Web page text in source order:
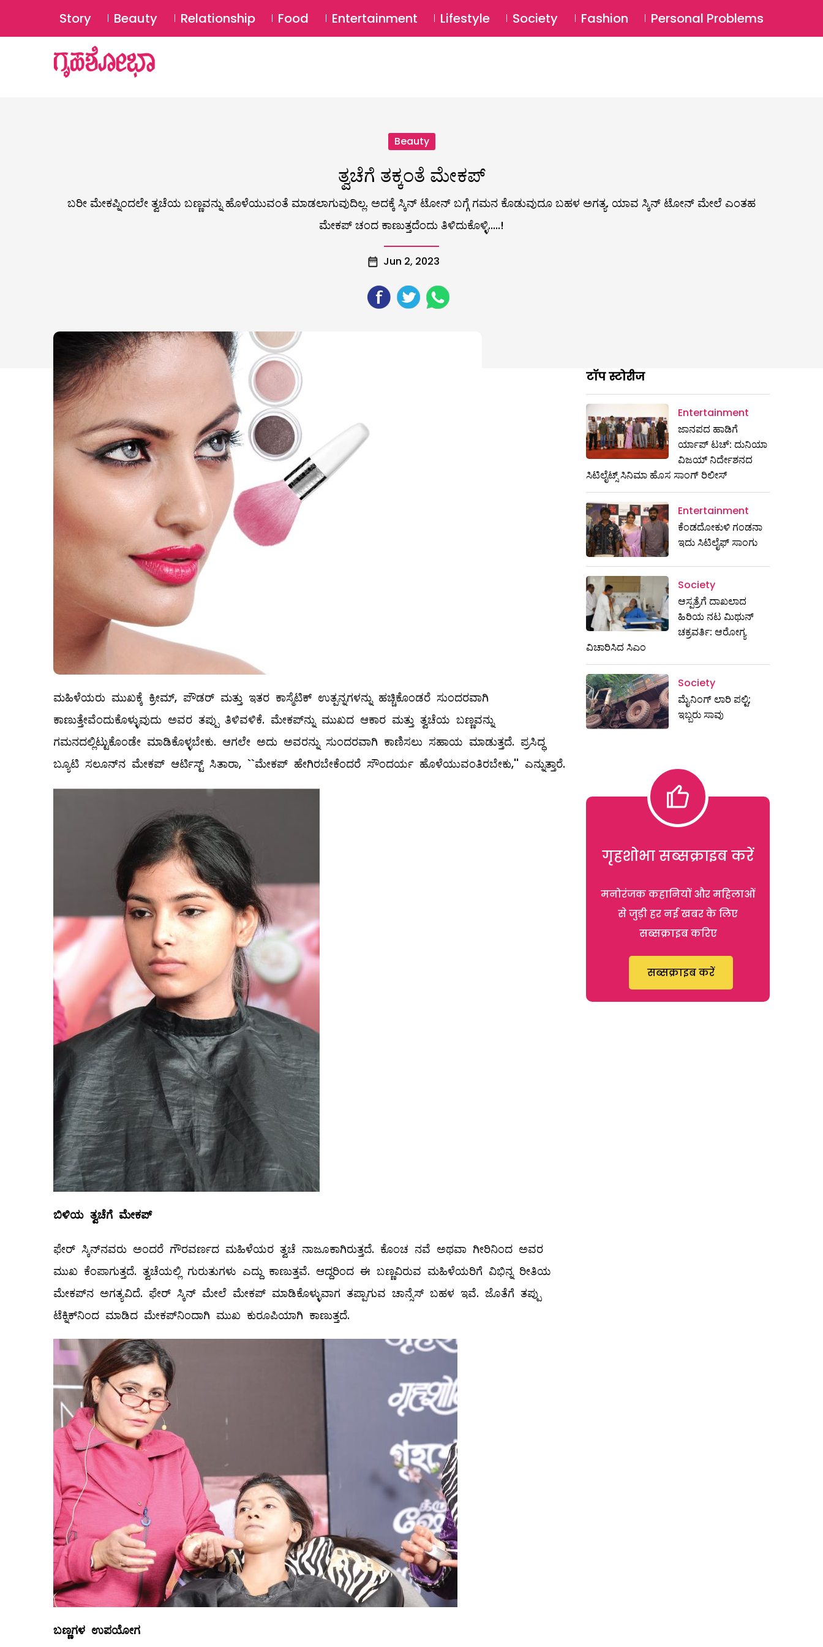
SUBSCRIBE Login ⚲
Story Beauty Relationship Food Entertainment Lifestyle Society Fashion Personal Problems
Beauty
ತ್ವಚೆಗೆ ತಕ್ಕಂತೆ ಮೇಕಪ್
ಬರೀ ಮೇಕಪ್ನಿಂದಲೇ ತ್ವಚೆಯ ಬಣ್ಣವನ್ನು ಹೊಳೆಯುವಂತೆ ಮಾಡಲಾಗುವುದಿಲ್ಲ. ಅದಕ್ಕೆ ಸ್ಕಿನ್ ಟೋನ್ ಬಗ್ಗೆ ಗಮನ ಕೊಡುವುದೂ ಬಹಳ ಅಗತ್ಯ. ಯಾವ ಸ್ಕಿನ್ ಟೋನ್ ಮೇಲೆ ಎಂತಹ
ಮೇಕಪ್ ಚಂದ ಕಾಣುತ್ತದೆಂದು ತಿಳಿದುಕೊಳ್ಳಿ.....!
Jun 2, 2023
ಮಹಿಳೆಯರು ಮುಖಕ್ಕೆ ಕ್ರೀಮ್, ಪೌಡರ್‌ ಮತ್ತು ಇತರ ಕಾಸ್ಮೆಟಿಕ್‌ ಉತ್ಪನ್ನಗಳನ್ನು ಹಚ್ಚಿಕೊಂಡರೆ ಸುಂದರವಾಗಿ
ಕಾಣುತ್ತೇವೆಂದುಕೊಳ್ಳುವುದು ಅವರ ತಪ್ಪು ತಿಳಿವಳಿಕೆ. ಮೇಕಪ್‌ನ್ನು ಮುಖದ ಆಕಾರ ಮತ್ತು ತ್ವಚೆಯ ಬಣ್ಣವನ್ನು
ಗಮನದಲ್ಲಿಟ್ಟುಕೊಂಡೇ ಮಾಡಿಕೊಳ್ಳಬೇಕು. ಆಗಲೇ ಅದು ಅವರನ್ನು ಸುಂದರವಾಗಿ ಕಾಣಿಸಲು ಸಹಾಯ ಮಾಡುತ್ತದೆ. ಪ್ರಸಿದ್ಧ
ಬ್ಯೂಟಿ ಸಲೂನ್‌ನ ಮೇಕಪ್‌ ಆರ್ಟಿಸ್ಟ್ ಸಿತಾರಾ, ``ಮೇಕಪ್‌ ಹೇಗಿರಬೇಕೆಂದರೆ ಸೌಂದರ್ಯ ಹೊಳೆಯುವಂತಿರಬೇಕು,'' ಎನ್ನುತ್ತಾರೆ.
ಬಿಳಿಯ ತ್ವಚೆಗೆ ಮೇಕಪ್
ಫೇರ್‌ ಸ್ಕಿನ್‌ನವರು ಅಂದರೆ ಗೌರವರ್ಣದ ಮಹಿಳೆಯರ ತ್ವಚೆ ನಾಜೂಕಾಗಿರುತ್ತದೆ. ಕೊಂಚ ನವೆ ಅಥವಾ ಗೀರಿನಿಂದ ಅವರ
ಮುಖ ಕೆಂಪಾಗುತ್ತದೆ. ತ್ವಚೆಯಲ್ಲಿ ಗುರುತುಗಳು ಎದ್ದು ಕಾಣುತ್ತವೆ. ಆದ್ದರಿಂದ ಈ ಬಣ್ಣವಿರುವ ಮಹಿಳೆಯರಿಗೆ ವಿಭಿನ್ನ ರೀತಿಯ
ಮೇಕಪ್‌ನ ಅಗತ್ಯವಿದೆ. ಫೇರ್‌ ಸ್ಕಿನ್‌ ಮೇಲೆ ಮೇಕಪ್‌ ಮಾಡಿಕೊಳ್ಳುವಾಗ ತಪ್ಪಾಗುವ ಚಾನ್ಸೆಸ್‌ ಬಹಳ ಇವೆ. ಜೊತೆಗೆ ತಪ್ಪು
ಟೆಕ್ನಿಕ್‌ನಿಂದ ಮಾಡಿದ ಮೇಕಪ್‌ನಿಂದಾಗಿ ಮುಖ ಕುರೂಪಿಯಾಗಿ ಕಾಣುತ್ತದೆ.
ಬಣ್ಣಗಳ ಉಪಯೋಗ
टॉप स्टोरीज
Entertainment
ಜಾನಪದ ಹಾಡಿಗೆ
ರ್ಯಾಪ್‌ ಟಚ್‌: ದುನಿಯಾ
ವಿಜಯ್‌ ನಿರ್ದೇಶನದ
ಸಿಟಿಲೈಟ್ಸ್‌ ಸಿನಿಮಾ ಹೊಸ ಸಾಂಗ್‌ ರಿಲೀಸ್
Entertainment
ಕೆಂಡದೋಕುಳಿ ಗಂಡನಾ
ಇದು ಸಿಟಿಲೈಫ್ ಸಾಂಗು
Society
ಆಸ್ಪತ್ರೆಗೆ ದಾಖಲಾದ
ಹಿರಿಯ ನಟ ಮಿಥುನ್​
ಚಕ್ರವರ್ತಿ: ಆರೋಗ್ಯ
ವಿಚಾರಿಸಿದ ಸಿಎಂ
Society
ಮೈನಿಂಗ್‌ ಲಾರಿ ಪಲ್ಟಿ;
ಇಬ್ಬರು ಸಾವು
गृहशोभा सब्सक्राइब करें
मनोरंजक कहानियों और महिलाओं
से जुड़ी हर नई खबर के लिए
सब्सक्राइब करिए
सब्सक्राइब करें